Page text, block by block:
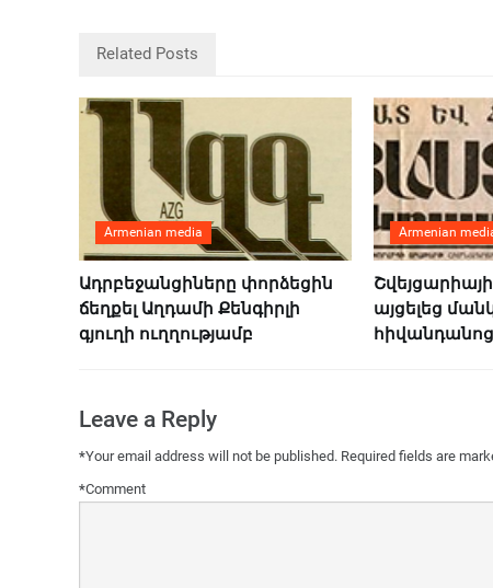
Related Posts
Armenian media
Ադրբեջանցիները փորձեցին
ճեղքել Աղդամի Քենգիրլի
գյուղի ուղղությամբ
Armenian
այցելեց
հիվանդանոց
Leave a Reply
Your email address will not be published. Required fields are
*
Comment
*